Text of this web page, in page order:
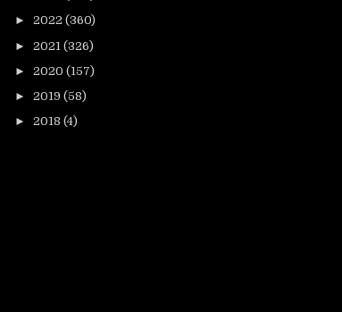
► 2022 (360)
► 2021 (326)
► 2020 (157)
► 2019 (58)
► 2018 (4)